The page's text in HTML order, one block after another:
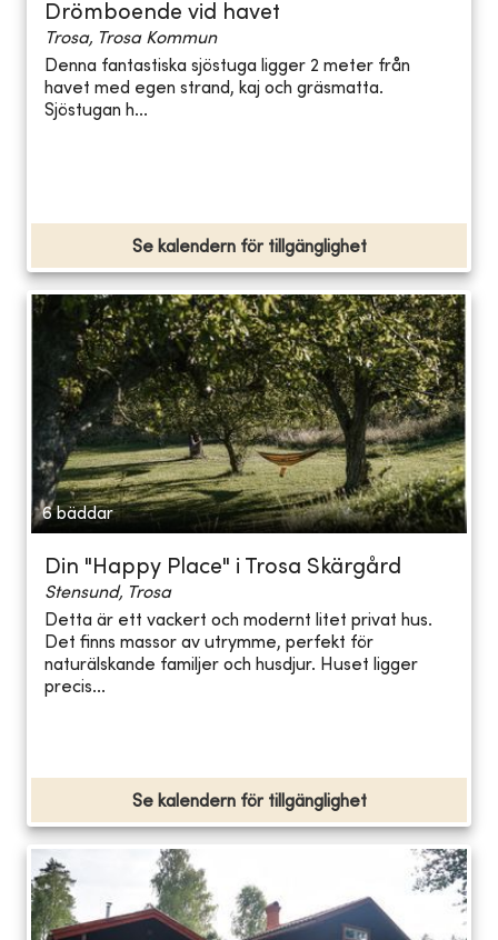
Drömboende vid havet
Trosa, Trosa Kommun
Denna fantastiska sjöstuga ligger 2 meter från
havet med egen strand, kaj och gräsmatta.
Sjöstugan h...
Se kalendern för tillgänglighet
6 bäddar
Din "Happy Place" i Trosa Skärgård
Stensund, Trosa
Detta är ett vackert och modernt litet privat hus.
Det finns massor av utrymme, perfekt för
naturälskande familjer och husdjur. Huset ligger
precis...
Se kalendern för tillgänglighet